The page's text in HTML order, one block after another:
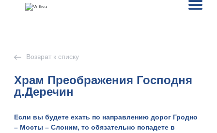
Возврат к списку
Храм Преображения Господня
д.Деречин
Если вы будете ехать по направлению дорог Гродно
– Мосты – Слоним, то обязательно попадете в